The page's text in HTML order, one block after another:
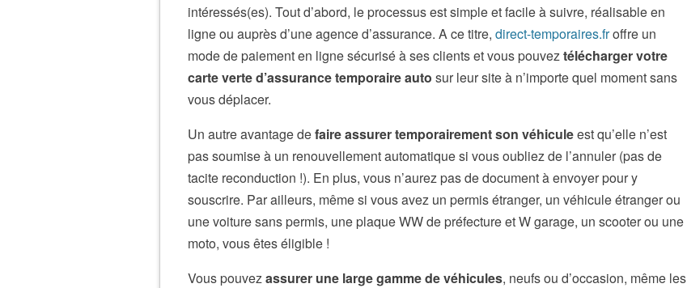
intéressés(es). Tout d’abord, le processus est simple et facile à suivre, réalisable en
ligne ou auprès d’une agence d’assurance. A ce titre, direct-temporaires.froffre un
mode de paiement en ligne sécurisé à ses clients et vous pouveztélécharger votre
carte verte d’assurance temporaire auto sur leur site à n’importe quel moment sans
vous déplacer.
Un autre avantage defaire assurer temporairement son véhiculeest qu’elle n’est
pas soumise à un renouvellement automatique si vous oubliez de l’annuler (pas de
tacite reconduction !). En plus, vous n’aurez pas de document à envoyer pour y
souscrire. Par ailleurs, même si vous avez un permis étranger, un véhicule étranger ou
une voiture sans permis, une plaque WW de préfecture et W garage, un scooter ou une
moto, vous êtes éligible !
Vous pouvezassurer une large gamme de véhicules, neufs ou d’occasion, même les